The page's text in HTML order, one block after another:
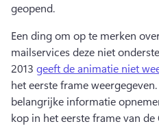
geopend.
Een ding om op te merken
mailservices deze niet
2013 geeft de animatie niet
het eerste frame weergegeven.
belangrijke informatie
kop in het eerste frame van de